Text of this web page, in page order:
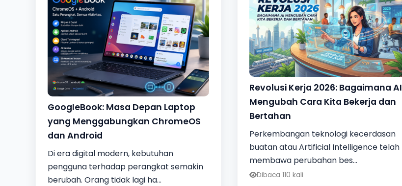
GoogleBook: Masa Depan Laptop
yang Menggabungkan ChromeOS
dan Android
Di era digital modern, kebutuhan
pengguna terhadap perangkat semakin
berubah. Orang tidak lagi ha...
Revolusi Kerja 2026: Bagaimana AI
Mengubah Cara Kita Bekerja dan
Bertahan
Perkembangan teknologi kecerdasan
buatan atau Artificial Intelligence telah
membawa perubahan bes...
Dibaca 110 kali